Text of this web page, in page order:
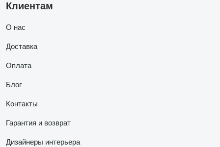
Клиентам
О нас
Доставка
Оплата
Блог
Контакты
Гарантия и возврат
Дизайнеры интерьера